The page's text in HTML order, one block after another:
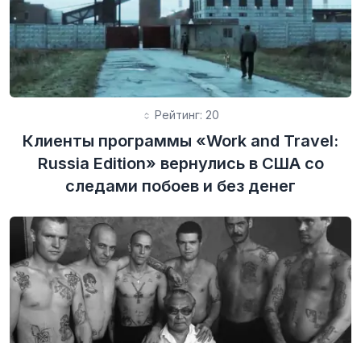
Рейтинг: 20
Клиенты программы «Work and Travel:
Russia Edition» вернулись в США со
следами побоев и без денег